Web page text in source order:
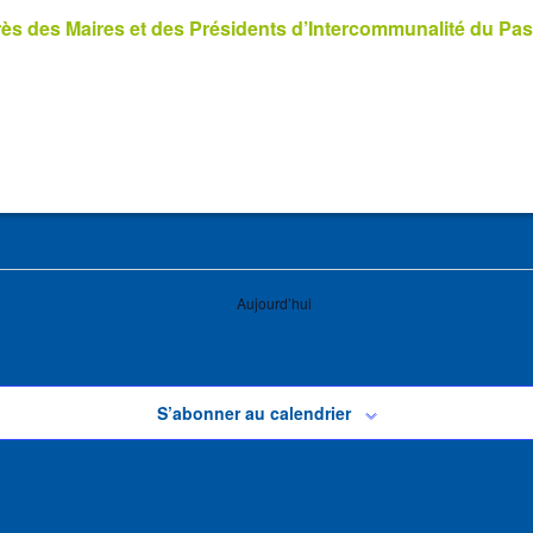
des Maires et des Présidents d’Intercommunalité du
Aujourd’hui
S’abonner au calendrier